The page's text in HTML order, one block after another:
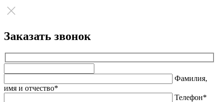
Заказать звонок
это
поле
пустым.
Фамилия,
имя и отчество*
Телефон*